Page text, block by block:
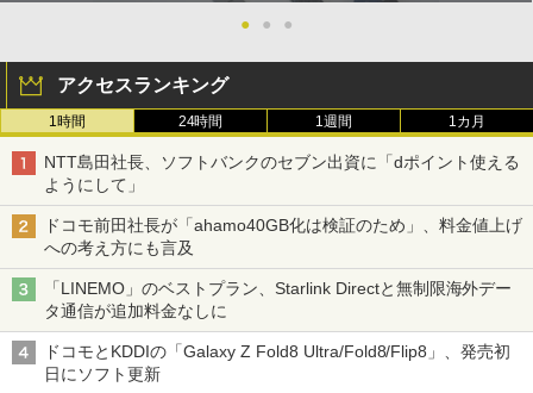
● ● ●
アクセスランキング
1時間 24時間 1週間 1カ月
NTT島田社長、ソフトバンクのセブン出資に「dポイント使える
ようにして」
ドコモ前田社長が「ahamo40GB化は検証のため」、料金値上げ
への考え方にも言及
「LINEMO」のベストプラン、Starlink Directと無制限海外デー
タ通信が追加料金なしに
ドコモとKDDIの「Galaxy Z Fold8 Ultra/Fold8/Flip8」、発売初
日にソフト更新